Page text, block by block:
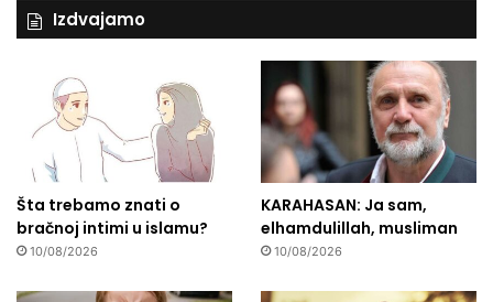
Izdvajamo
Šta trebamo znati o
bračnoj intimi u islamu?
10/08/2026
KARAHASAN: Ja sam,
elhamdulillah, musliman
10/08/2026